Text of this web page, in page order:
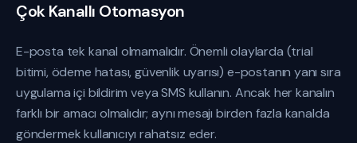
Çok Kanallı Otomasyon
E-posta tek kanal olmamalıdır. Önemli olaylarda (trial
bitimi, ödeme hatası, güvenlik uyarısı) e-postanın yanı sıra
uygulama içi bildirim veya SMS kullanın. Ancak her kanalın
farklı bir amacı olmalıdır; aynı mesajı birden fazla kanalda
göndermek kullanıcıyı rahatsız eder.